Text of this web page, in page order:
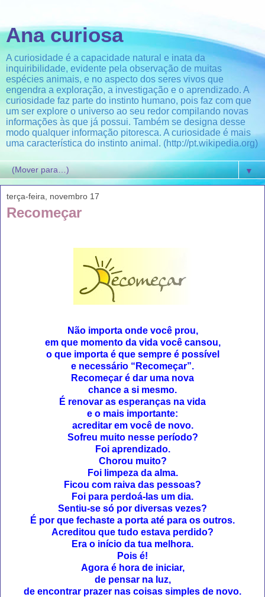
Ana curiosa
A curiosidade é a capacidade natural e inata da
inquiribilidade, evidente pela observação de muitas
espécies animais, e no aspecto dos seres vivos que
engendra a exploração, a investigação e o aprendizado. A
curiosidade faz parte do instinto humano, pois faz com que
um ser explore o universo ao seu redor compilando novas
informações às que já possui. Também se designa desse
modo qualquer informação pitoresca. A curiosidade é mais
uma característica do instinto animal. (http://pt.wikipedia.org)
▼
terça-feira, novembro 17
Recomeçar
Não importa onde você prou,
em que momento da vida você cansou,
o que importa é que sempre é possível
e necessário “Recomeçar”.
Recomeçar é dar uma nova
chance a si mesmo.
É renovar as esperanças na vida
e o mais importante:
acreditar em você de novo.
Sofreu muito nesse período?
Foi aprendizado.
Chorou muito?
Foi limpeza da alma.
Ficou com raiva das pessoas?
Foi para perdoá-las um dia.
Sentiu-se só por diversas vezes?
É por que fechaste a porta até para os outros.
Acreditou que tudo estava perdido?
Era o início da tua melhora.
Pois é!
Agora é hora de iniciar,
de pensar na luz,
de encontrar prazer nas coisas simples de novo.